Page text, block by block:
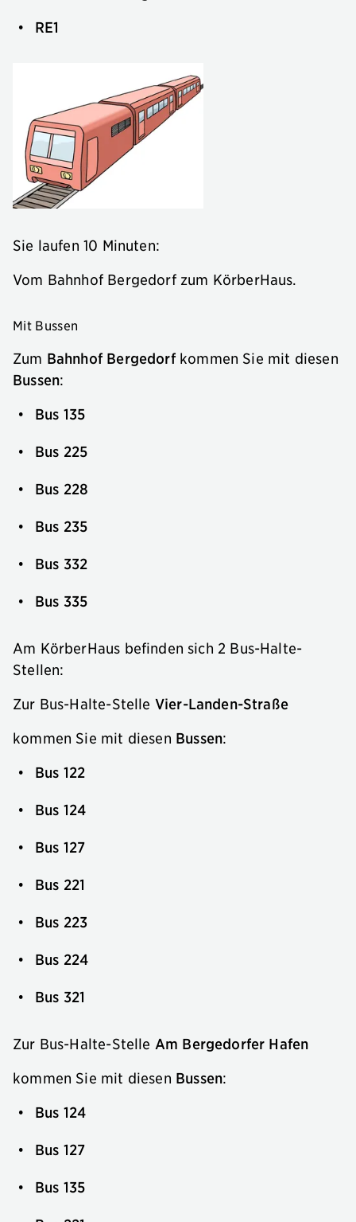
RE1
Sie laufen 10 Minuten:
Vom Bahnhof Bergedorf zum KörberHaus.
Mit Bussen
Zum Bahnhof Bergedorfkommen Sie mit diesen
Bussen:
Bus 135
Bus 225
Bus 228
Bus 235
Bus 332
Bus 335
Am KörberHaus befinden sich 2 Bus-Halte-
Stellen:
Zur Bus-Halte-Stelle Vier-Landen-Straße
kommen Sie mit diesen Bussen:
Bus 122
Bus 124
Bus 127
Bus 221
Bus 223
Bus 224
Bus 321
Zur Bus-Halte-Stelle Am Bergedorfer Hafen
kommen Sie mit diesen Bussen:
Bus 124
Bus 127
Bus 135